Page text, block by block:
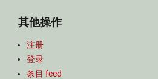
其他操作
注册
登录
条目 feed